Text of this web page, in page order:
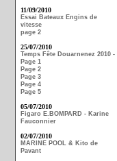
11/09/2010
Essai Bateaux Engins de
vitesse
page 2
25/07/2010
Temps Fête Douarnenez 2010 -
Page 1
Page 2
Page 3
Page 4
Page 5
05/07/2010
Figaro E.BOMPARD - Karine
Fauconnier
02/07/2010
MARINE POOL & Kito de
Pavant